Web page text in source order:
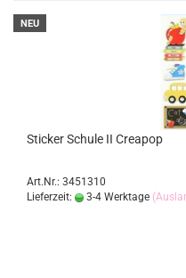
NEU
Sticker Schule II Creapop
Art.Nr.: 3451310
Lieferzeit:
3-4 Werktage